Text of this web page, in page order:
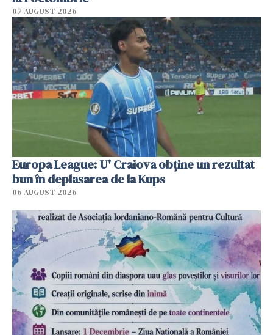
07 AUGUST 2026
Europa League: U' Craiova obține un rezultat
bun în deplasarea de la Kups
06 AUGUST 2026